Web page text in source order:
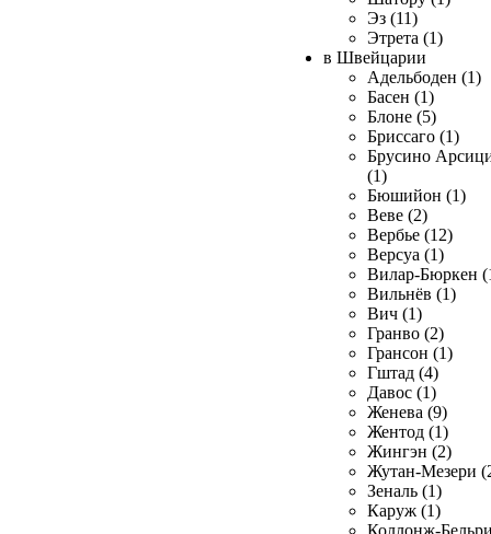
Эз (11)
Этрета (1)
в Швейцарии
Адельбоден (1)
Басен (1)
Блоне (5)
Бриссаго (1)
Брусино
(1)
Бюшийон (1)
Веве (2)
Вербье (12)
Версуа (1)
Вилар-Бюркен
Вильнёв (1)
Вич (1)
Гранво (2)
Грансон (1)
Гштад (4)
Давос (1)
Женева (9)
Жентод (1)
Жингэн (2)
Жутан-Мезери
Зеналь (1)
Каруж (1)
Коллонж-